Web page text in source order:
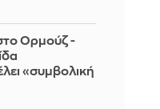
Ορμούζ -
«συμβολική